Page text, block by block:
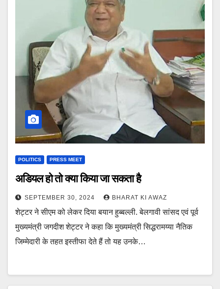
POLITICS PRESS MEET
अडियल हो तो क्या किया जा सकता है
SEPTEMBER 30, 2024 BHARAT KI AWAZ
शेट्टर ने सीएम को लेकर दिया बयान हुब्बल्ली. बेलगावी सांसद एवं पूर्व
मुख्यमंत्री जगदीश शेट्टर ने कहा कि मुख्यमंत्री सिद्धरामय्या नैतिक
जिम्मेदारी के तहत इस्तीफा देते हैं तो यह उनके…